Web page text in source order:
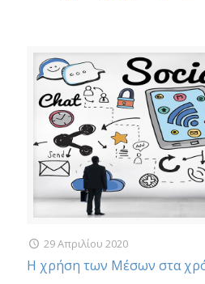
29 Απριλίου 2020
Η χρήση των Μέσων στα